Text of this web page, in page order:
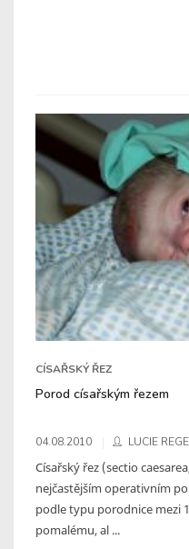
CÍSAŘSKÝ ŘEZ
Porod císařským řezem
04.08.2010 LUCIE
Císařský řez (sectio
nejčastějším operativním
podle typu porodnice mezi
pomalému, al ...